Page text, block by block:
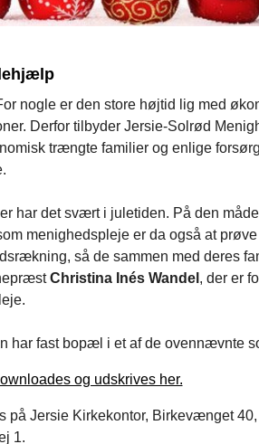
nogle er den store højtid lig med
Derfor tilbyder Jersie-Solrød
trængte familier og enlige
har det svært i juletiden. På den
menighedspleje er da også at
så de sammen med deres
Christina Inés Wandel , der er
har fast bopæl i et af de ovennævnte
og udskrives her.
på Jersie Kirkekontor, Birkevænget
1.